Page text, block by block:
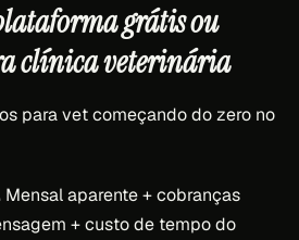
grátis ou
clínica veterinária
para vet começando do zero no
Mensal aparente + cobranças
+ custo de tempo do